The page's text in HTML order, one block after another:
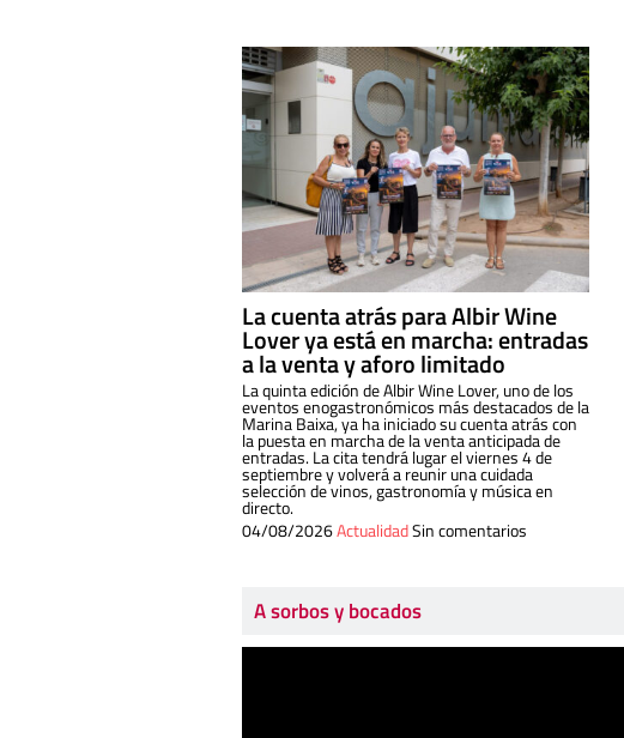
La cuenta atrás para Albir Wine
Lover ya está en marcha: entradas
a la venta y aforo limitado
La quinta edición de Albir Wine Lover, uno de los
eventos enogastronómicos más destacados de la
Marina Baixa, ya ha iniciado su cuenta atrás con
la puesta en marcha de la venta anticipada de
entradas. La cita tendrá lugar el viernes 4 de
septiembre y volverá a reunir una cuidada
selección de vinos, gastronomía y música en
directo.
04/08/2026ActualidadSin comentarios
A sorbos y bocados